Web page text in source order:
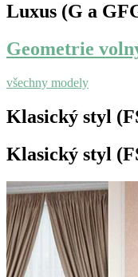
Luxus (G a
Geometrie
všechny modely
Klasický styl
Klasický styl